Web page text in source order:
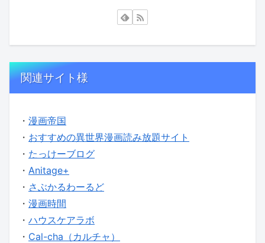
関連サイト様
・ 漫画帝国
・ おすすめの異世界漫画読み放題サイト
・ たっけーブログ
・ Anitage+
・ さぶかるわーるど
・ 漫画時間
・ ハウスケアラボ
・ Cal-cha（カルチャ）